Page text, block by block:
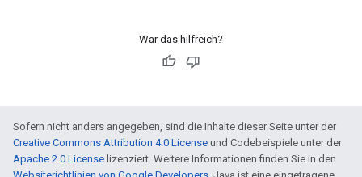
War das hilfreich?
Sofern nicht anders angegeben, sind die Inhalte dieser Seite unter der
Creative Commons Attribution 4.0 License und Codebeispiele unter der
Apache 2.0 License lizenziert. Weitere Informationen finden Sie in den